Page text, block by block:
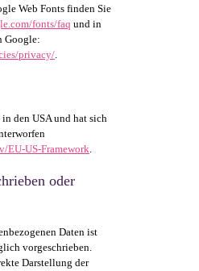
Web Fonts finden Sie
fonts/faq und in
Google:
privacy/.
den USA und hat sich
EU-US-Framework.
oder
Daten ist
vorgeschrieben.
Darstellung der